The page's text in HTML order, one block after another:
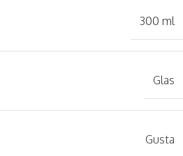
300 ml
Glas
Gusta